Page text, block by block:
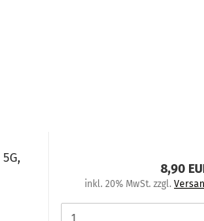
8,90
inkl. 20% MwSt. zzgl.